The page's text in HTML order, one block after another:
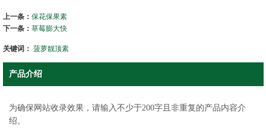
上一条： 保花保果素
下一条： 草莓膨大快
关键词： 菠萝靓顶素
产品介绍
为确保网站收录效果，请输入不少于200字且非重复的产品内容介
绍。